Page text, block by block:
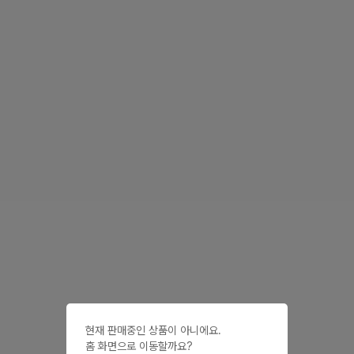
현재 판매중인 상품이 아니에요.
홈 화면으로 이동할까요?